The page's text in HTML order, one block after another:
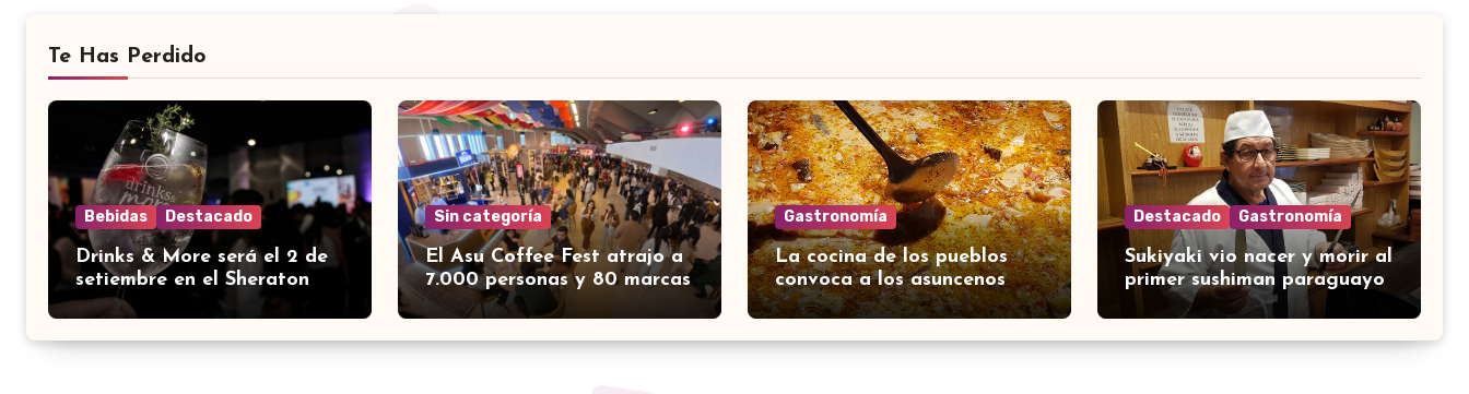
Te Has Perdido
Bebidas Destacado
Drinks & More será el 2 de
setiembre en el Sheraton
Sin categoría
El Asu Coffee Fest atrajo a
7.000 personas y 80 marcas
Gastronomía
La cocina de los pueblos
convoca a los asuncenos
Destacado Gastronomía
Sukiyaki vio nacer y morir al
primer sushiman paraguayo